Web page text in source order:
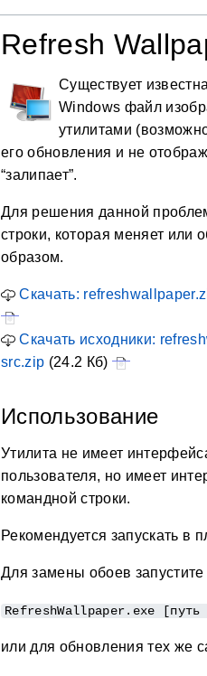
Refresh
Существует
Windows файл
утилитами
его обновления и не
“залипает”.
Для решения данной
строки, которая меняет или
образом.
Скачать:
Скачать исходники:
src.zip (24.2 Кб)
Использование
Утилита не имеет
пользователя, но имеет
командной строки.
Рекомендуется запускать в
Для замены обоев запустите
RefreshWallpaper.exe [путь
или для обновления тех же